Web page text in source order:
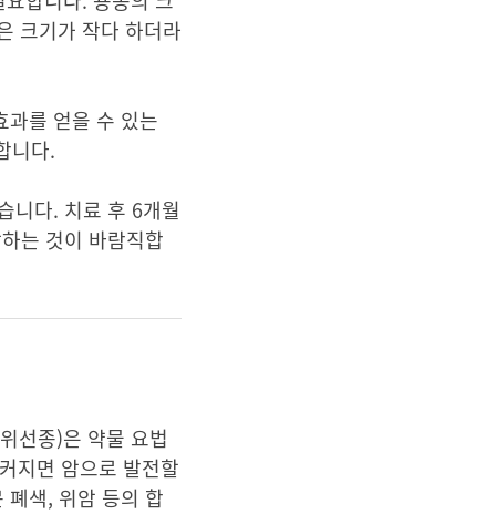
크기가 작다 하더라
과를 얻을 수 있는
니다.
니다. 치료 후 6개월
는 것이 바람직합
선종)은 약물 요법
지면 암으로 발전할
폐색, 위암 등의 합